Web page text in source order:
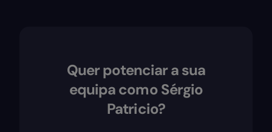
Quer potenciar a sua
equipa como Sérgio
Patricio?